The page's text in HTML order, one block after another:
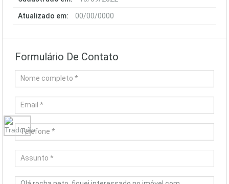
Atualizado em: 00/00/0000
Formulário De Contato